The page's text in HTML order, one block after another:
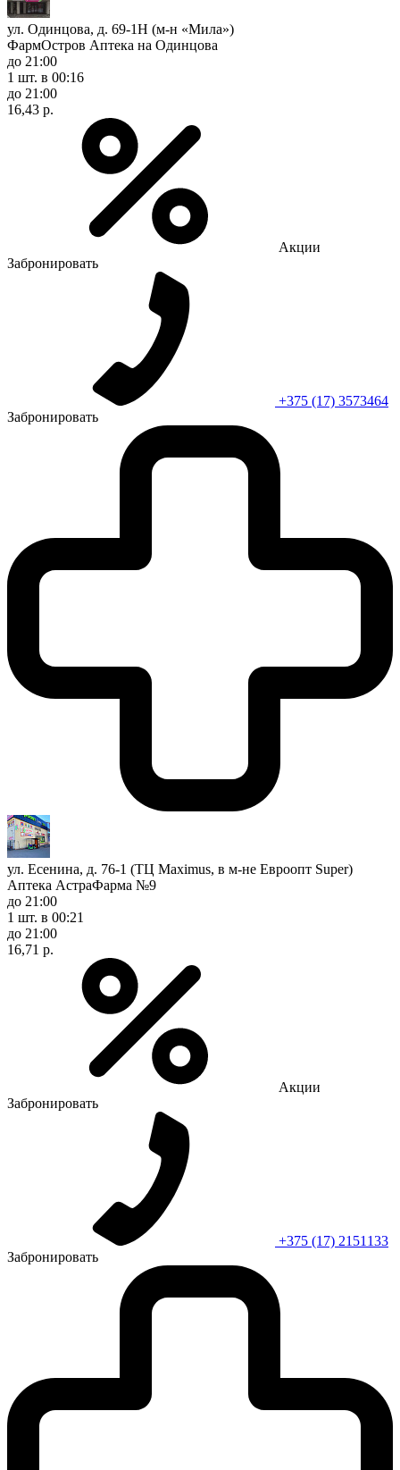
ул. Одинцова, д. 69-1Н (м-н «Мила»)
ФармОстров Аптека на Одинцова
до 21:00
1 шт. в 00:16
до 21:00
16,43 р.
Акции
Забронировать
+375 (17) 3573464
Забронировать
ул. Есенина, д. 76-1 (ТЦ Maximus, в м-не Евроопт Super)
Аптека АстраФарма №9
до 21:00
1 шт. в 00:21
до 21:00
16,71 р.
Акции
Забронировать
+375 (17) 2151133
Забронировать